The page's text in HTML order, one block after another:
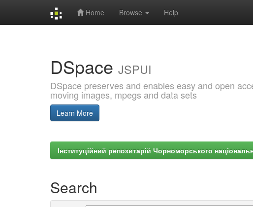
Home Browse Help
DSpace JSPUI
DSpace preserves and enables easy and open
moving images, mpegs and data sets
Learn More
Інституційний репозитарій Чорноморського
Search